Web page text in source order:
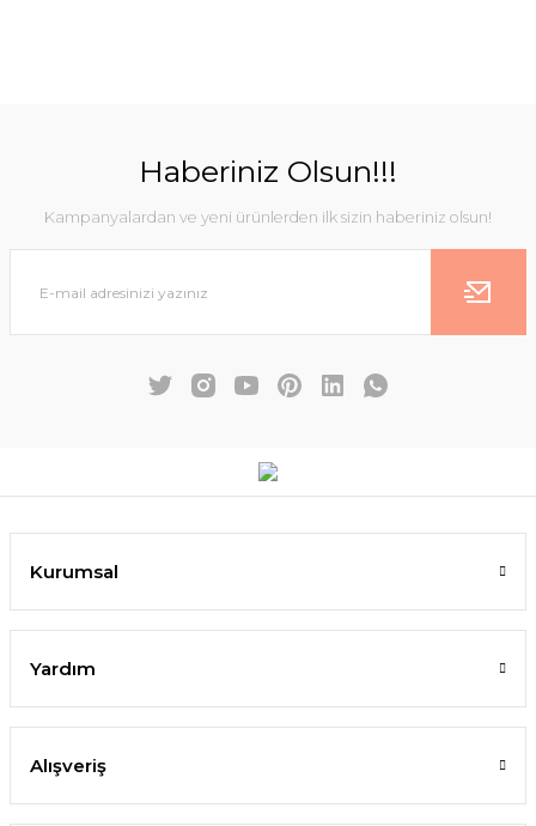
Haberiniz Olsun!!!
Kampanyalardan ve yeni ürünlerden ilk sizin haberiniz olsun!
Kurumsal
Yardım
Alışveriş